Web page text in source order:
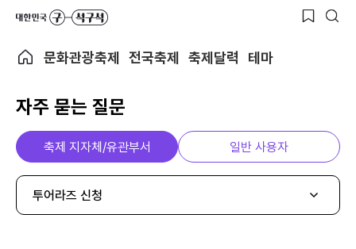
문화관광축제 전국축제 축제달력 테마
자주 묻는 질문
축제 지자체/유관부서 일반 사용자
투어라즈 신청